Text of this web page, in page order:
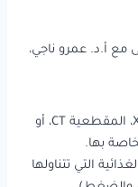
مع أ.د. عمرو ناجي،
جميع الأشعات السابقة (السينية X-Ray، المقطعية CT، أو
التي تتناولها